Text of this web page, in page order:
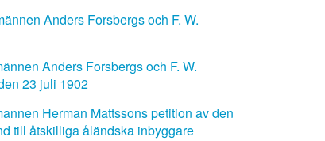
Anders Forsbergs och F. W.
Anders Forsbergs och F. W.
23 juli 1902
Herman Mattssons petition av den
till åtskilliga åländska inbyggare